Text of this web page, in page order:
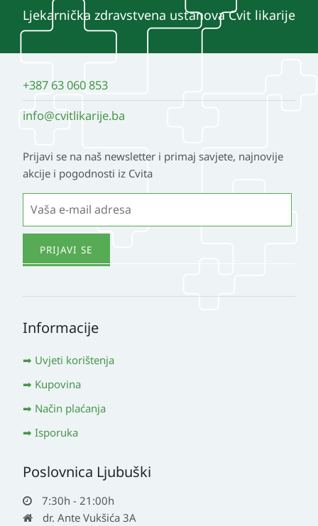
Ljekarnička zdravstvena ustanova Cvit likarije
+387 63 060 853
info@cvitlikarije.ba
Prijavi se na naš newsletter i primaj savjete, najnovije
akcije i pogodnosti iz Cvita
Informacije
Uvjeti korištenja
Kupovina
Način plaćanja
Isporuka
Poslovnica Ljubuški
7:30h - 21:00h
dr. Ante Vukšića 3A